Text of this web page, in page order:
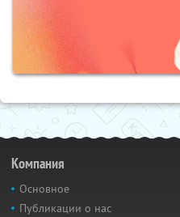
Компания
Основное
Публикации о нас